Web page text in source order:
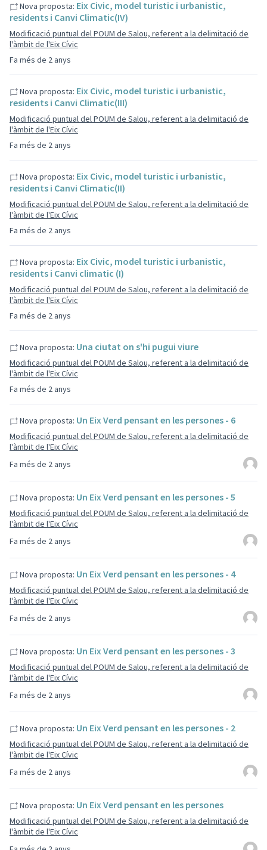
Fa més de 2 anys
Nova proposta: Eix Civic, model turistic i urbanistic,
residents i Canvi Climatic(IV)
Modificació puntual del POUM de Salou, referent a la delimitació de
l'àmbit de l'Eix Cívic
Fa més de 2 anys
Nova proposta: Eix Civic, model turistic i urbanistic,
residents i Canvi Climatic(III)
Modificació puntual del POUM de Salou, referent a la delimitació de
l'àmbit de l'Eix Cívic
Fa més de 2 anys
Nova proposta: Eix Civic, model turistic i urbanistic,
residents i Canvi Climatic(II)
Modificació puntual del POUM de Salou, referent a la delimitació de
l'àmbit de l'Eix Cívic
Fa més de 2 anys
Nova proposta: Eix Civic, model turistic i urbanistic,
residents i Canvi climatic (I)
Modificació puntual del POUM de Salou, referent a la delimitació de
l'àmbit de l'Eix Cívic
Fa més de 2 anys
Nova proposta: Una ciutat on s'hi pugui viure
Modificació puntual del POUM de Salou, referent a la delimitació de
l'àmbit de l'Eix Cívic
Fa més de 2 anys
Nova proposta: Un Eix Verd pensant en les persones - 6
Modificació puntual del POUM de Salou, referent a la delimitació de
l'àmbit de l'Eix Cívic
Fa més de 2 anys
Nova proposta: Un Eix Verd pensant en les persones - 5
Modificació puntual del POUM de Salou, referent a la delimitació de
l'àmbit de l'Eix Cívic
Fa més de 2 anys
Nova proposta: Un Eix Verd pensant en les persones - 4
Modificació puntual del POUM de Salou, referent a la delimitació de
l'àmbit de l'Eix Cívic
Fa més de 2 anys
Nova proposta: Un Eix Verd pensant en les persones - 3
Modificació puntual del POUM de Salou, referent a la delimitació de
l'àmbit de l'Eix Cívic
Fa més de 2 anys
Nova proposta: Un Eix Verd pensant en les persones - 2
Modificació puntual del POUM de Salou, referent a la delimitació de
l'àmbit de l'Eix Cívic
Nova proposta: Un Eix Verd pensant en les persones
Modificació puntual del POUM de Salou, referent a la delimitació de
l'àmbit de l'Eix Cívic